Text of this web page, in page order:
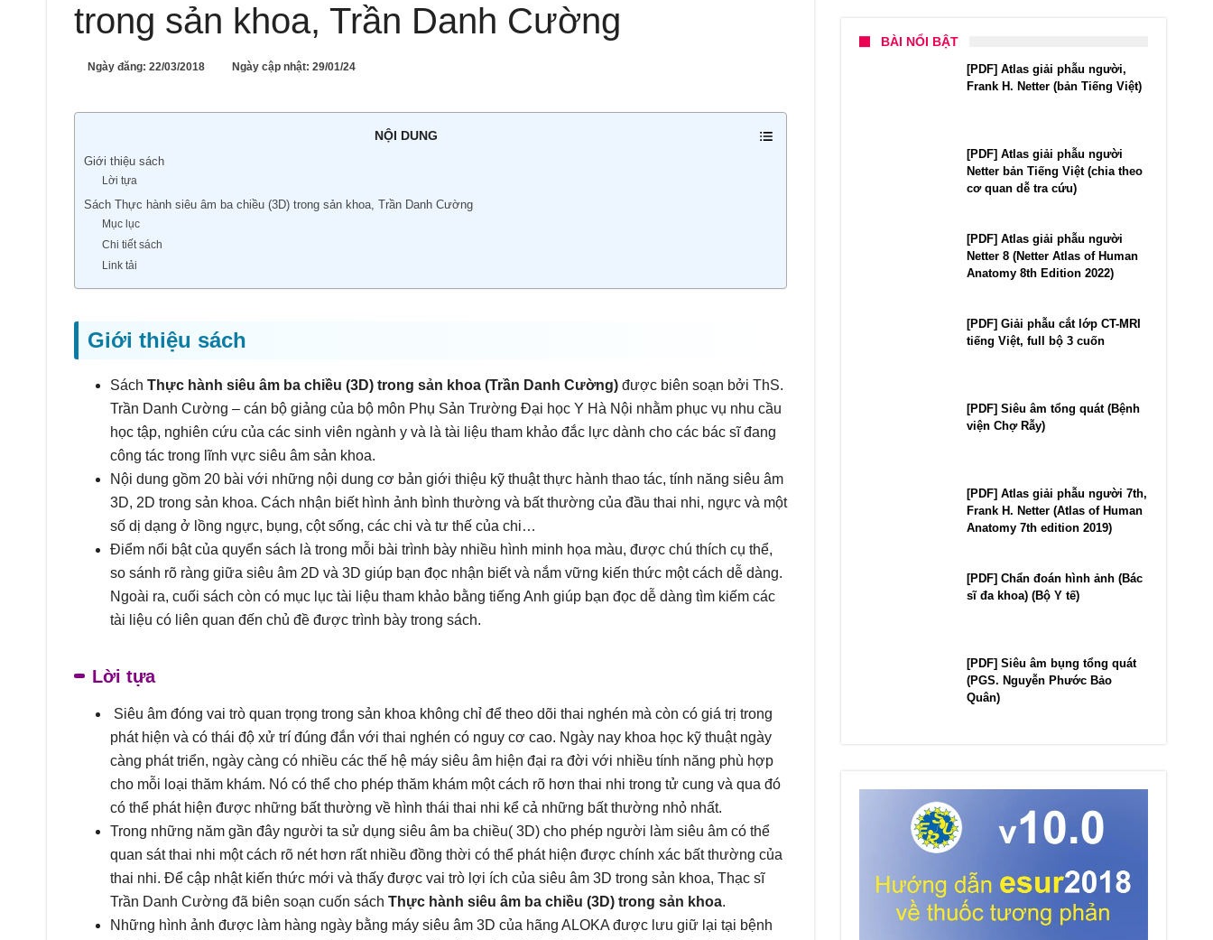
trong sản khoa, Trần Danh Cường
Ngày đăng: 22/03/2018 Ngày cập nhật: 29/01/24
NỘI DUNG
Giới thiệu sách
Lời tựa
Sách Thực hành siêu âm ba chiều (3D) trong sản khoa, Trần Danh Cường
Mục lục
Chi tiết sách
Link tải
Giới thiệu sách
Sách Thực hành siêu âm ba chiều (3D) trong sản khoa (Trần Danh Cường) được biên soạn bởi ThS.
Trần Danh Cường – cán bộ giảng của bộ môn Phụ Sản Trường Đại học Y Hà Nội nhằm phục vụ nhu cầu
học tập, nghiên cứu của các sinh viên ngành y và là tài liệu tham khảo đắc lực dành cho các bác sĩ đang
công tác trong lĩnh vực siêu âm sản khoa.
Nội dung gồm 20 bài với những nội dung cơ bản giới thiệu kỹ thuật thực hành thao tác, tính năng siêu âm
3D, 2D trong sản khoa. Cách nhận biết hình ảnh bình thường và bất thường của đầu thai nhi, ngực và một
số dị dạng ở lồng ngực, bụng, cột sống, các chi và tư thế của chi…
Điểm nổi bật của quyển sách là trong mỗi bài trình bày nhiều hình minh họa màu, được chú thích cụ thể,
so sánh rõ ràng giữa siêu âm 2D và 3D giúp bạn đọc nhận biết và nắm vững kiến thức một cách dễ dàng.
Ngoài ra, cuối sách còn có mục lục tài liệu tham khảo bằng tiếng Anh giúp bạn đọc dễ dàng tìm kiếm các
tài liệu có liên quan đến chủ đề được trình bày trong sách.
Lời tựa
Siêu âm đóng vai trò quan trọng trong sản khoa không chỉ để theo dõi thai nghén mà còn có giá trị trong
phát hiện và có thái độ xử trí đúng đắn với thai nghén có nguy cơ cao. Ngày nay khoa học kỹ thuật ngày
càng phát triển, ngày càng có nhiều các thế hệ máy siêu âm hiện đại ra đời với nhiều tính năng phù hợp
cho mỗi loại thăm khám. Nó có thể cho phép thăm khám một cách rõ hơn thai nhi trong tử cung và qua đó
có thể phát hiện được những bất thường về hình thái thai nhi kể cả những bất thường nhỏ nhất.
Trong những năm gần đây người ta sử dụng siêu âm ba chiều( 3D) cho phép người làm siêu âm có thể
quan sát thai nhi một cách rõ nét hơn rất nhiều đồng thời có thể phát hiện được chính xác bất thường của
thai nhi. Để cập nhật kiến thức mới và thấy được vai trò lợi ích của siêu âm 3D trong sản khoa, Thạc sĩ
Trần Danh Cường đã biên soạn cuốn sách Thực hành siêu âm ba chiều (3D) trong sản khoa.
Những hình ảnh được làm hàng ngày bằng máy siêu âm 3D của hãng ALOKA được lưu giữ lại tại bệnh
BÀI NỔI BẬT
[PDF] Atlas giải phẫu người,
Frank H. Netter (bản Tiếng Việt)
[PDF] Atlas giải phẫu người
Netter bản Tiếng Việt (chia theo
cơ quan dễ tra cứu)
[PDF] Atlas giải phẫu người
Netter 8 (Netter Atlas of Human
Anatomy 8th Edition 2022)
[PDF] Giải phẫu cắt lớp CT-MRI
tiếng Việt, full bộ 3 cuốn
[PDF] Siêu âm tổng quát (Bệnh
viện Chợ Rẫy)
[PDF] Atlas giải phẫu người 7th,
Frank H. Netter (Atlas of Human
Anatomy 7th edition 2019)
[PDF] Chẩn đoán hình ảnh (Bác
sĩ đa khoa) (Bộ Y tế)
[PDF] Siêu âm bụng tổng quát
(PGS. Nguyễn Phước Bảo
Quân)